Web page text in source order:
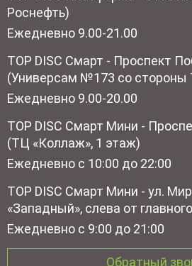
Роснефть)
Ежедневно 9.00-21.00
TOP DISC Смарт - Проспект
(Универсам №173 со стороны
Ежедневно 9.00-20.00
TOP DISC Смарт Мини -
(ТЦ «Коллаж», 1 этаж)
Ежедневно с 10:00 до 22:00
TOP DISC Смарт Мини - ул.
«Западный», слева от
Ежедневно с 9:00 до 21:00
Обратный